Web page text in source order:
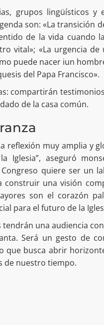
grupos lingüísticos y
son: «La transición
de la vida cuando
vital»; «La urgencia
puede nacer iun
del Papa Francisco».
compartirán
de la casa común.
reflexión muy amplia y
Iglesia”, aseguró
quiere ser un
construir una visión
son el corazón
para el futuro de la
una audiencia
Será un gesto de
que busca abrir
de nuestro tiempo.